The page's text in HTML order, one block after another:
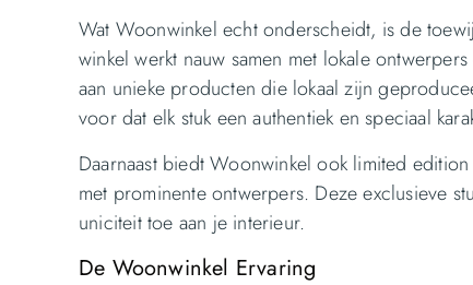
Wat Woonwinkel echt onderscheidt, is de
winkel werkt nauw samen met lokale
aan unieke producten die lokaal zijn
voor dat elk stuk een authentiek en speciaal
Daarnaast biedt Woonwinkel ook limited
met prominente ontwerpers. Deze exclusieve
uniciteit toe aan je interieur.
De Woonwinkel Ervaring